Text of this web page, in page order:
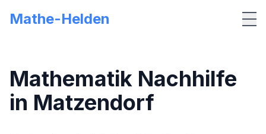
Mathe-Helden
Mathematik Nachhilfe
in Matzendorf